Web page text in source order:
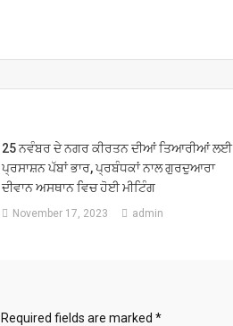
25 ਨਵੰਬਰ ਦੇ ਨਗਰ ਕੀਰਤਨ ਦੀਆਂ ਤਿਆਰੀਆਂ ਲਈ
ਪ੍ਰਸਾਸ਼ਨ ਪੱਬਾਂ ਭਾਰ, ਪ੍ਰਬੰਧਕਾਂ ਨਾਲ ਗੁਰਦੁਆਰਾ
ਦੀਵਾਨ ਅਸਥਾਨ ਵਿਚ ਹੋਈ ਮੀਟਿੰਗ
November 17, 2023 admin
Required fields are marked *